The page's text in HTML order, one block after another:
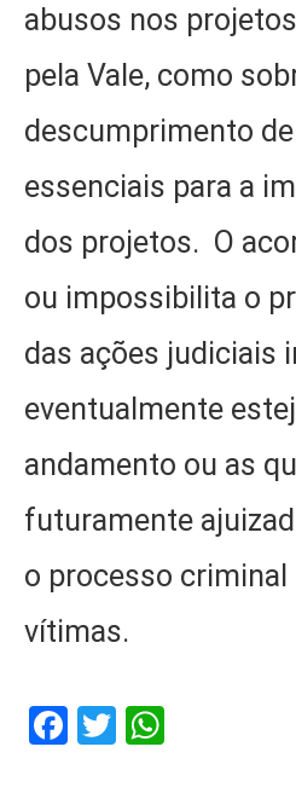
abusos nos
pela Vale, como
descumprimento
essenciais para a
dos projetos. O
ou impossibilita o
das ações judiciais
eventualmente
andamento ou as
futuramente
o processo criminal
vítimas.
Facebook
Twitter